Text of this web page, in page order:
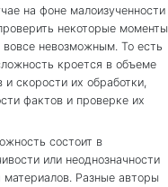
на фоне малоизученности
некоторые моменты
вовсе невозможным. То есть
кроется в объеме
и скорости их обработки,
фактов и проверке их
состоит в
или неоднозначности
материалов. Разные авторы